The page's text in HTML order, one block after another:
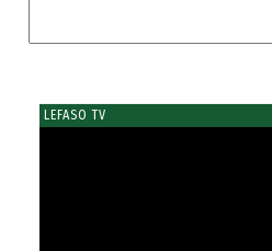
LEFASO TV